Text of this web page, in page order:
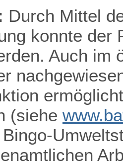
Durch Mittel
konnte der
Auch im
(siehe